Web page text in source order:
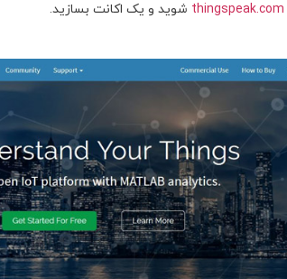
thingspeak.com شوید و یک اکانت بسازید.